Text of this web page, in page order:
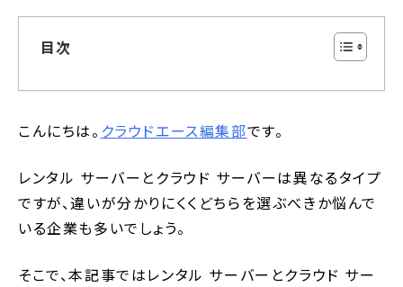
目次
こんにちは。 クラウドエース編集部です。
レンタル サーバーとクラウド サーバーは異なるタイプ
ですが、違いが分かりにくくどちらを選ぶべきか悩んで
いる企業も多いでしょう。
そこで、本記事ではレンタル サーバーとクラウド サー